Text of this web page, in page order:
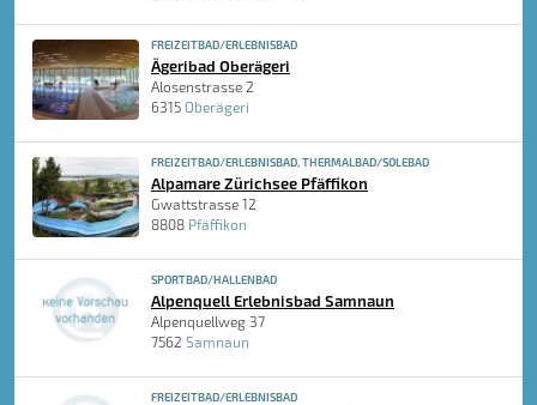
FREIZEITBAD/ERLEBNISBAD
Ägeribad Oberägeri
Alosenstrasse 2
6315 Oberägeri
FREIZEITBAD/ERLEBNISBAD, THERMALBAD/SOLEBAD
Alpamare Zürichsee Pfäffikon
Gwattstrasse 12
8808 Pfäffikon
SPORTBAD/HALLENBAD
Alpenquell Erlebnisbad Samnaun
Alpenquellweg 37
7562 Samnaun
FREIZEITBAD/ERLEBNISBAD